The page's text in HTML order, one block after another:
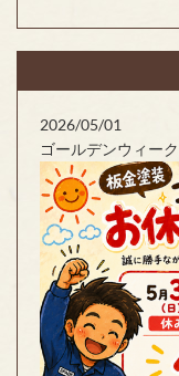
2026/05/01
ゴールデンウィーク